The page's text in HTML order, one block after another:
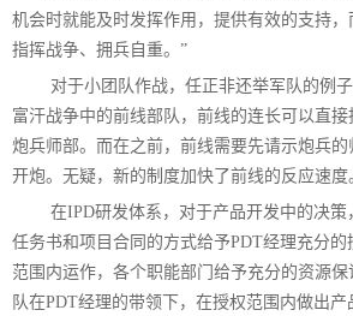
机会时就能及时发挥作用，提供有效的支持
指挥战争、拥兵自重。”
对于小团队作战，任正非还举军队的例
富汗战争中的前线部队，前线的连长可以直
炮兵师部。而在之前，前线需要先请示炮兵
开炮。无疑，新的制度加快了前线的反应速度
在IPD研发体系，对于产品开发中的决策
任务书和项目合同的方式给予PDT经理充分的
范围内运作，各个职能部门给予充分的资源保
队在PDT经理的带领下，在授权范围内做出